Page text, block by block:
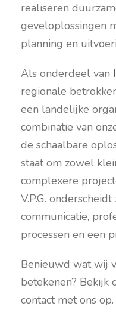
realiseren
geveloplossingen
planning en
Als onderdeel van
regionale
een landelijke
combinatie van
de schaalbare
staat om zowel
complexere
V.P.G.
communicatie,
processen en een
Benieuwd wat wij
betekenen? Bekijk
contact met ons op.